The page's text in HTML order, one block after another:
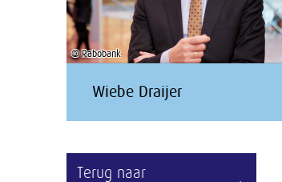
© Rabobank
Wiebe Draijer
Terug naar